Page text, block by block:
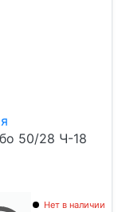
50/28 Ч-18
Нет в наличии